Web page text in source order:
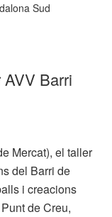
Sud
Barri
Mercat), el taller
del Barri de
i creacions
de Creu,